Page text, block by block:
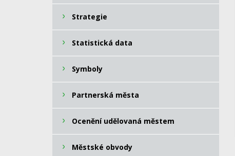
Strategie
Statistická data
Symboly
Partnerská města
Ocenění udělovaná městem
Městské obvody